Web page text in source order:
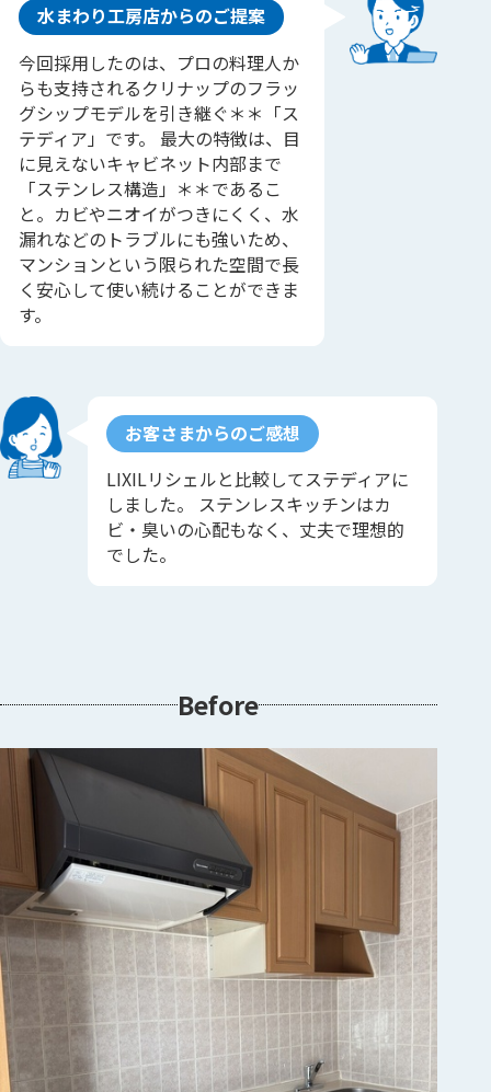
水まわり工房店からのご提案
今回採用したのは、プロの料理人か
らも支持されるクリナップのフラッ
グシップモデルを引き継ぐ＊＊「ス
テディア」です。 最大の特徴は、目
に見えないキャビネット内部まで
「ステンレス構造」＊＊であるこ
と。カビやニオイがつきにくく、水
漏れなどのトラブルにも強いため、
マンションという限られた空間で長
く安心して使い続けることができま
す。
お客さまからのご感想
LIXILリシェルと比較してステディアに
しました。 ステンレスキッチンはカ
ビ・臭いの心配もなく、丈夫で理想的
でした。
Before